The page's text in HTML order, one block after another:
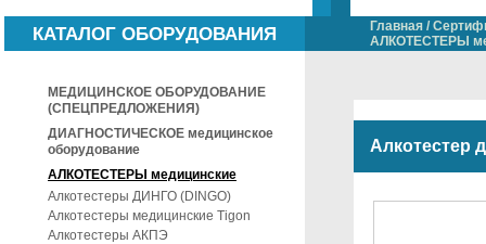
КАТАЛОГ ОБОРУДОВАНИЯ
МЕДИЦИНСКОЕ ОБОРУДОВАНИЕ
(СПЕЦПРЕДЛОЖЕНИЯ)
ДИАГНОСТИЧЕСКОЕ медицинское
оборудование
АЛКОТЕСТЕРЫ медицинские
Алкотестеры ДИНГО (DINGO)
Алкотестеры медицинские Tigon
Алкотестеры АКПЭ
Главная /
АЛКОТЕСТЕРЫ
Алкотестер